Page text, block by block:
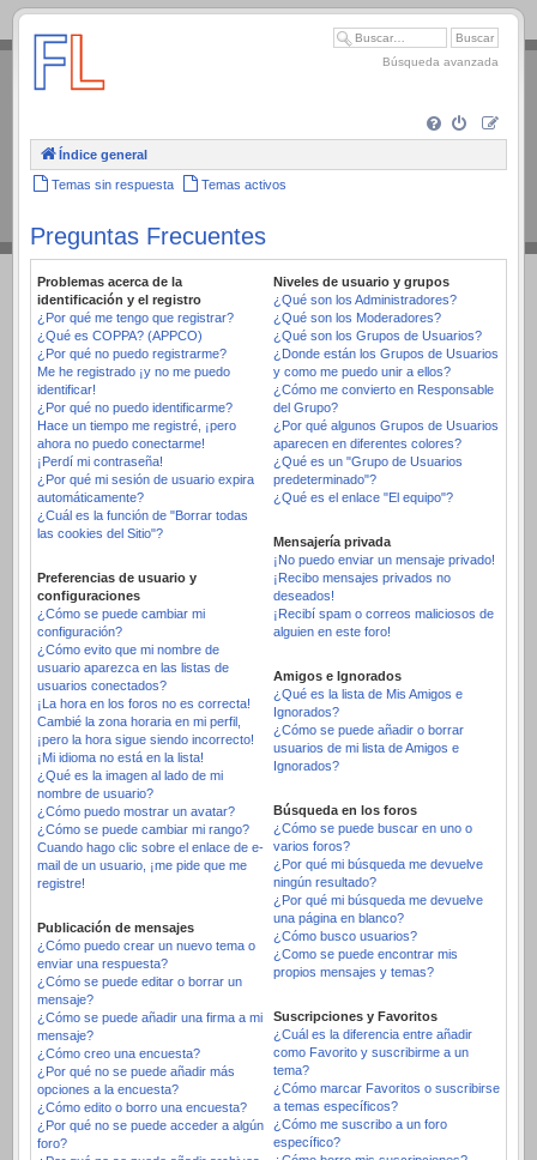
.
Búsqueda avanzada
Índice general
Temas sin respuesta Temas activos
Preguntas Frecuentes
Problemas acerca de la
identificación y el registro
¿Por qué me tengo que registrar?
¿Qué es COPPA? (APPCO)
¿Por qué no puedo registrarme?
Me he registrado ¡y no me puedo
identificar!
¿Por qué no puedo identificarme?
Hace un tiempo me registré, ¡pero
ahora no puedo conectarme!
¡Perdí mi contraseña!
¿Por qué mi sesión de usuario expira
automáticamente?
¿Cuál es la función de "Borrar todas
las cookies del Sitio"?
Preferencias de usuario y
configuraciones
¿Cómo se puede cambiar mi
configuración?
¿Cómo evito que mi nombre de
usuario aparezca en las listas de
usuarios conectados?
¡La hora en los foros no es correcta!
Cambié la zona horaria en mi perfil,
¡pero la hora sigue siendo incorrecto!
¡Mi idioma no está en la lista!
¿Qué es la imagen al lado de mi
nombre de usuario?
¿Cómo puedo mostrar un avatar?
¿Cómo se puede cambiar mi rango?
Cuando hago clic sobre el enlace de e-
mail de un usuario, ¡me pide que me
registre!
Publicación de mensajes
¿Cómo puedo crear un nuevo tema o
enviar una respuesta?
¿Cómo se puede editar o borrar un
mensaje?
¿Cómo se puede añadir una firma a mi
mensaje?
¿Cómo creo una encuesta?
¿Por qué no se puede añadir más
opciones a la encuesta?
¿Cómo edito o borro una encuesta?
¿Por qué no se puede acceder a algún
foro?
Niveles de usuario y grupos
¿Qué son los Administradores?
¿Qué son los Moderadores?
¿Qué son los Grupos de Usuarios?
¿Donde están los Grupos de Usuarios
y como me puedo unir a ellos?
¿Cómo me convierto en Responsable
del Grupo?
¿Por qué algunos Grupos de Usuarios
aparecen en diferentes colores?
¿Qué es un "Grupo de Usuarios
predeterminado"?
¿Qué es el enlace "El equipo"?
Mensajería privada
¡No puedo enviar un mensaje privado!
¡Recibo mensajes privados no
deseados!
¡Recibí spam o correos maliciosos de
alguien en este foro!
Amigos e Ignorados
¿Qué es la lista de Mis Amigos e
Ignorados?
¿Cómo se puede añadir o borrar
usuarios de mi lista de Amigos e
Ignorados?
Búsqueda en los foros
¿Cómo se puede buscar en uno o
varios foros?
¿Por qué mi búsqueda me devuelve
ningún resultado?
¿Por qué mi búsqueda me devuelve
una página en blanco?
¿Cómo busco usuarios?
¿Como se puede encontrar mis
propios mensajes y temas?
Suscripciones y Favoritos
¿Cuál es la diferencia entre añadir
como Favorito y suscribirme a un
tema?
¿Cómo marcar Favoritos o suscribirse
a temas específicos?
¿Cómo me suscribo a un foro
específico?